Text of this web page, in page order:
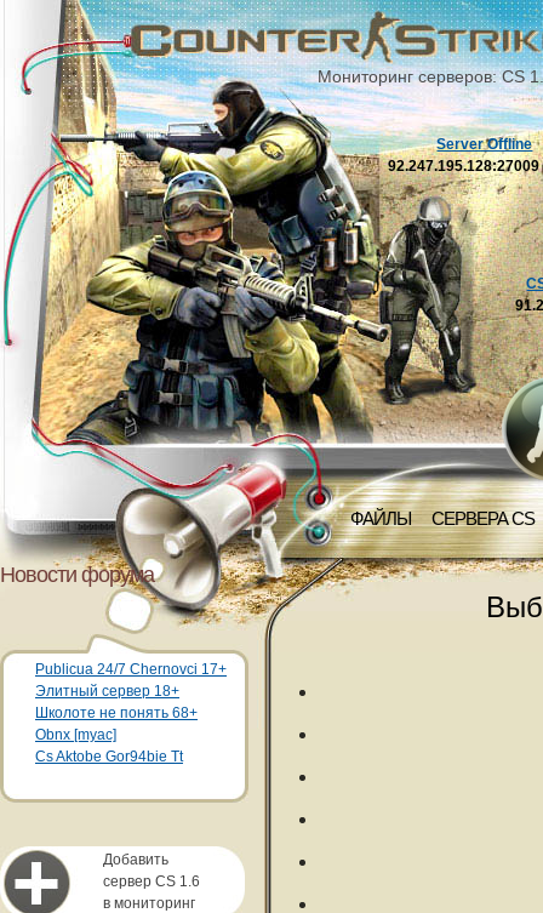
Мониторинг серверов: CS
ФАЙЛЫ СЕРВЕРА CS
Server Offline
92.247.195.128:27009
Новости форума
Publicua 24/7 Chernovci 17+
Элитный сервер 18+
Школоте не понять 68+
Obnx [myac]
Cs Aktobe Gor94bie Tt
Добавить
сервер CS 1.6
в мониторинг